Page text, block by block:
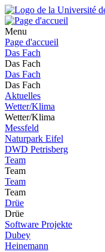
Menu
Page d'accueil
Das Fach
Das Fach
Das Fach
Das Fach
Aktuelles
Wetter/Klima
Wetter/Klima
Messfeld
Naturpark Eifel
DWD Petrisberg
Team
Team
Team
Team
Drüe
Drüe
Software Projekte
Dubey
Heinemann